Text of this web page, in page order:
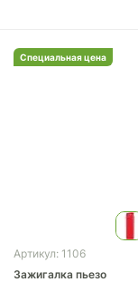
Специальная цена
Артикул: 1106
Зажигалка пьезо